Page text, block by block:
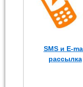
SMS и E-
рассылка